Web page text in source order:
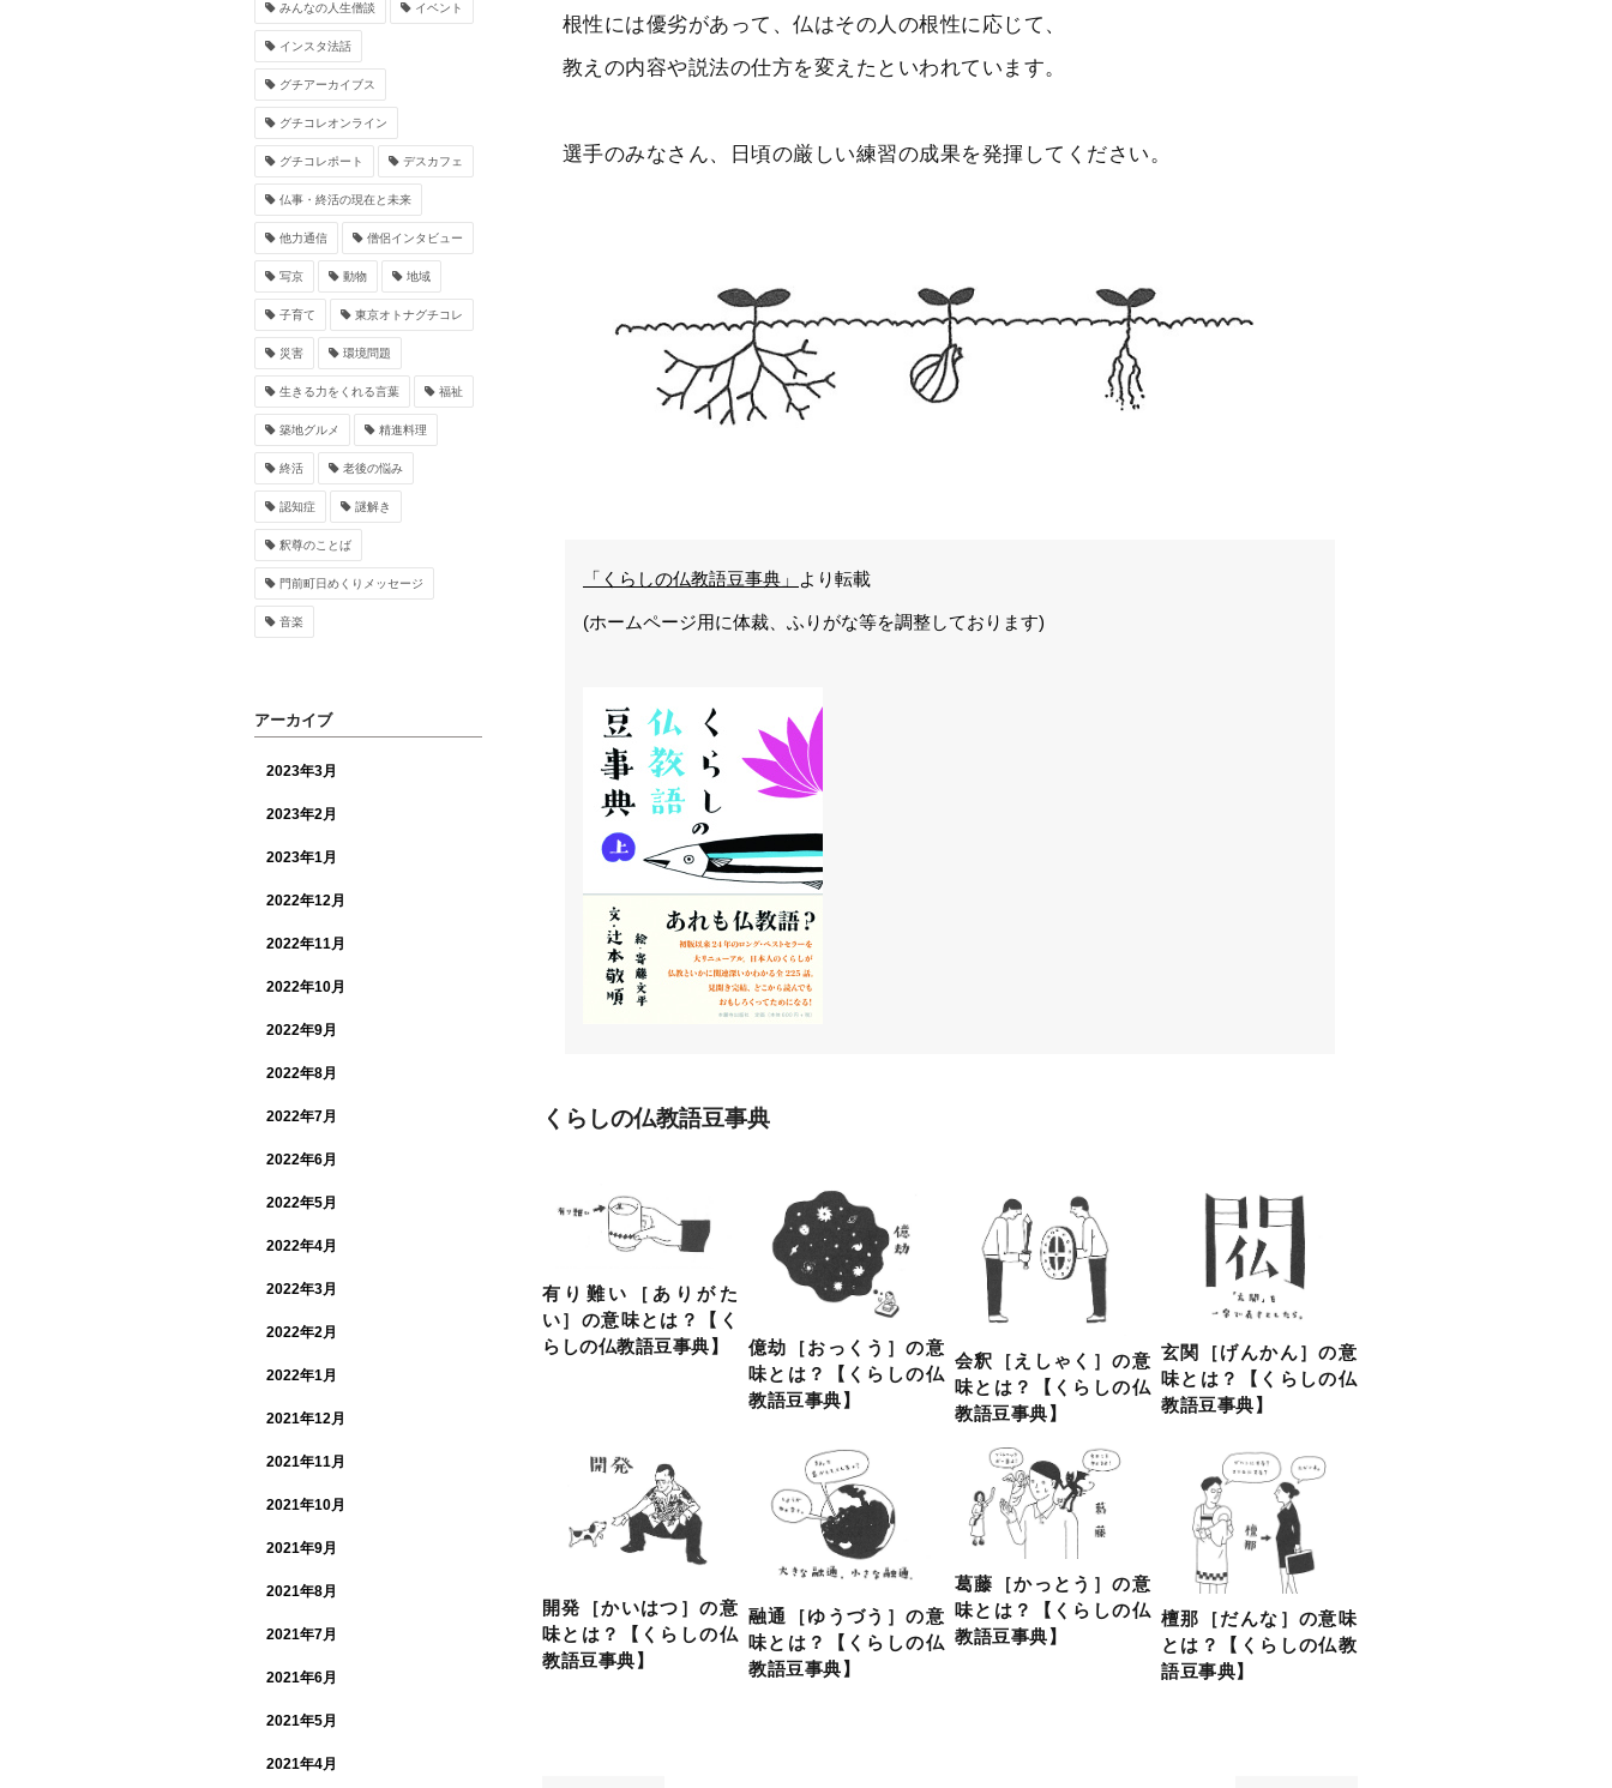
根性には優劣があって、仏はその人の根性に応じて、
教えの内容や説法の仕方を変えたといわれています。
選手のみなさん、日頃の厳しい練習の成果を発揮してください。
「くらしの仏教語豆事典」 より転載
(ホームページ用に体裁、ふりがな等を調整しております)
くらしの仏教語豆事典
有り難い［ありがた
い］の意味とは？【く
らしの仏教語豆事典】
億劫［おっくう］の意
味とは？【くらしの仏
教語豆事典】
会釈［えしゃく］の意
味とは？【くらしの仏
教語豆事典】
玄関［げんかん］の意
味とは？【くらしの仏
教語豆事典】
開発［かいはつ］の意
味とは？【くらしの仏
教語豆事典】
融通［ゆうづう］の意
味とは？【くらしの仏
教語豆事典】
葛藤［かっとう］の意
味とは？【くらしの仏
教語豆事典】
檀那［だんな］の意味
とは？【くらしの仏教
語豆事典】
みんなの人生僧談 イベント
インスタ法話
グチアーカイブス
グチコレオンライン
グチコレポート デスカフェ
仏事・終活の現在と未来
他力通信 僧侶インタビュー
写京 動物 地域
子育て 東京オトナグチコレ
災害 環境問題
生きる力をくれる言葉 福祉
築地グルメ 精進料理
終活 老後の悩み
認知症 謎解き
釈尊のことば
門前町日めくりメッセージ
音楽
アーカイブ
2023年3月
2023年2月
2023年1月
2022年12月
2022年11月
2022年10月
2022年9月
2022年8月
2022年7月
2022年6月
2022年5月
2022年4月
2022年3月
2022年2月
2022年1月
2021年12月
2021年11月
2021年10月
2021年9月
2021年8月
2021年7月
2021年6月
2021年5月
2021年4月